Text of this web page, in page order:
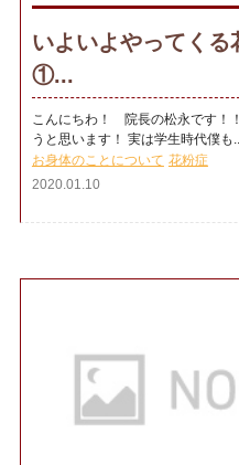
いよいよやってくる
①...
こんにちわ！ 院長の松永です！
うと思います！ 実は学生時代僕も...
お身体のことについて 花粉症
2020.01.10